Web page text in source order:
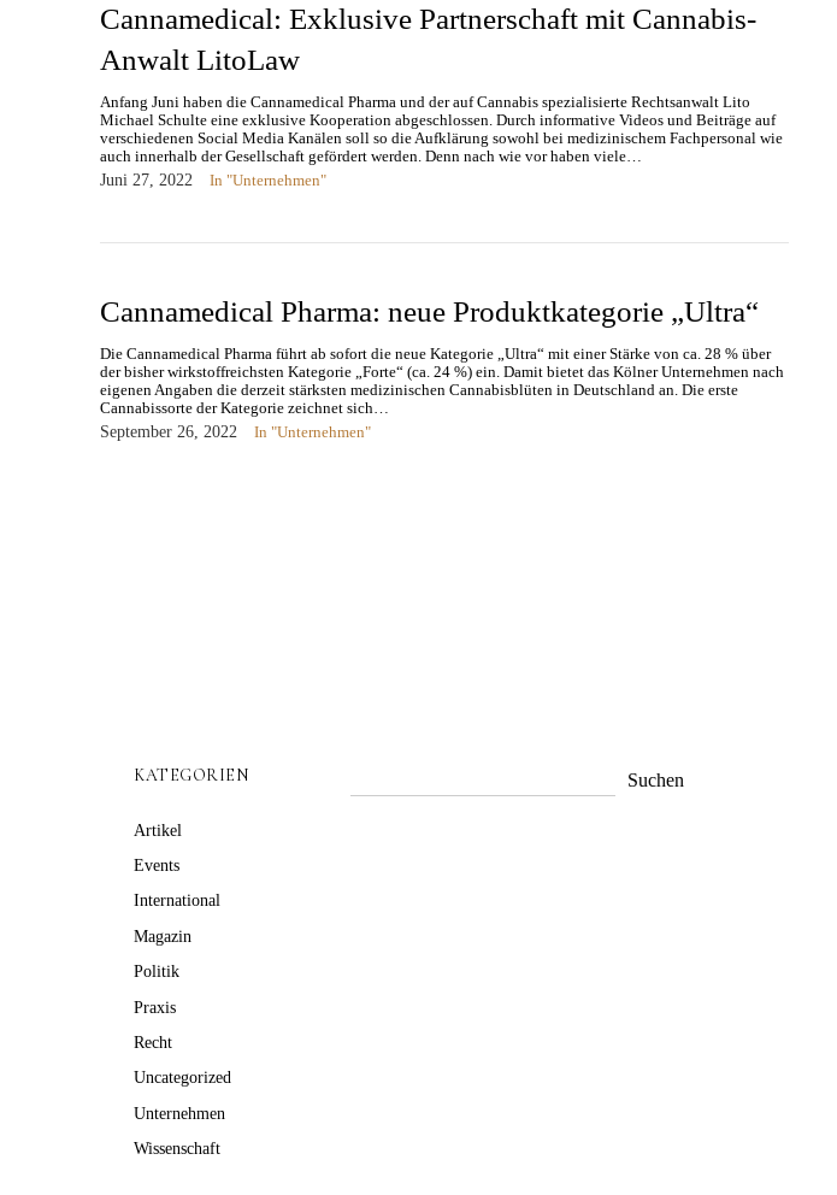
Cannamedical: Exklusive Partnerschaft mit Cannabis-
Anwalt LitoLaw
Anfang Juni haben die Cannamedical Pharma und der auf Cannabis spezialisierte Rechtsanwalt Lito
Michael Schulte eine exklusive Kooperation abgeschlossen. Durch informative Videos und Beiträge auf
verschiedenen Social Media Kanälen soll so die Aufklärung sowohl bei medizinischem Fachpersonal wie
auch innerhalb der Gesellschaft gefördert werden. Denn nach wie vor haben viele…
Juni 27, 2022
In "Unternehmen"
Cannamedical Pharma: neue Produktkategorie „Ultra“
Die Cannamedical Pharma führt ab sofort die neue Kategorie „Ultra“ mit einer Stärke von ca. 28 % über
der bisher wirkstoffreichsten Kategorie „Forte“ (ca. 24 %) ein. Damit bietet das Kölner Unternehmen nach
eigenen Angaben die derzeit stärksten medizinischen Cannabisblüten in Deutschland an. Die erste
Cannabissorte der Kategorie zeichnet sich…
September 26, 2022
In "Unternehmen"
KATEGORIEN
Artikel
Events
International
Magazin
Politik
Praxis
Recht
Uncategorized
Unternehmen
Wissenschaft
Suchen